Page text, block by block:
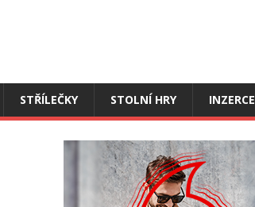
STŘÍLEČKY STOLNÍ HRY INZERCE